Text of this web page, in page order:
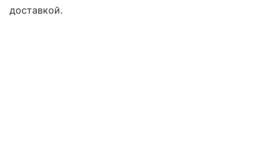
доставкой.